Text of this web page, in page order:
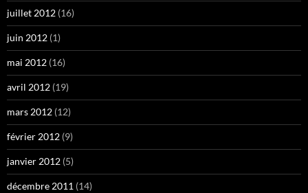
juillet 2012 (16)
juin 2012 (1)
mai 2012 (16)
avril 2012 (19)
mars 2012 (12)
février 2012 (9)
janvier 2012 (5)
décembre 2011 (14)